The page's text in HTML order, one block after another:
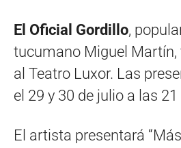
El Oficial Gordillo,
tucumano Miguel Martín,
al Teatro Luxor. Las
el 29 y 30 de julio a las
El artista presentará